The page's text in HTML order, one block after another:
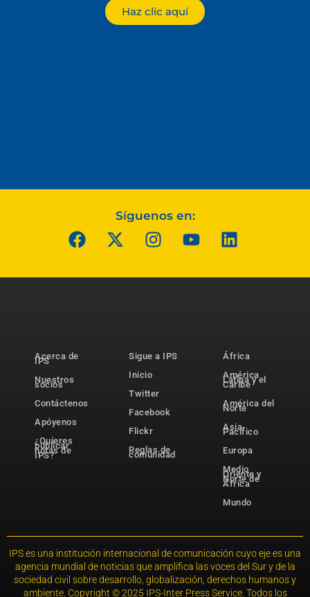
Haz clic aquí
Síguenos en:
Acerca de
IPS
Nuestros
socios
Contáctenos
Apóyenos
¿Quieres
publicar
notas de
IPS?
Sigue a IPS
Inicio
Twitter
Facebook
Flickr
Reglas de
comunidad
África
América
Latina y el
Caribe
América del
Norte
Asia-
Pacífico
Europa
Medio
Oriente y
Norte de
África
Mundo
IPS es una institución internacional de comunicación cuyo eje es una
agencia mundial de noticias que amplifica las voces del Sur y de la
sociedad civil sobre desarrollo, globalización, derechos humanos y
ambiente. Copyright © 2025 IPS-Inter Press Service. Todos los